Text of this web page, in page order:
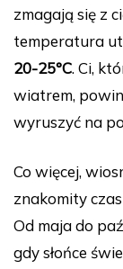
zmagają się z
temperatura
20-25°C. Ci,
wiatrem,
wyruszyć na
Co więcej,
znakomity
Od maja do
gdy słońce